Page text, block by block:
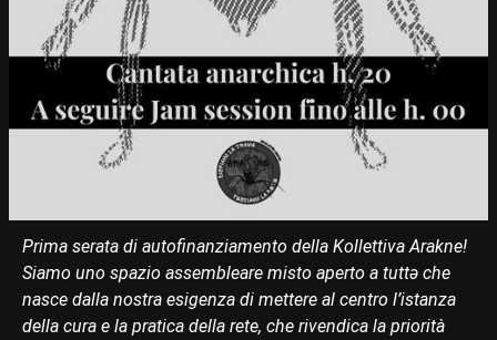
Prima serata di autofinanziamento della Kollettiva Arakne!
Siamo uno spazio assembleare misto aperto a tuttə che
nasce dalla nostra esigenza di mettere al centro l’istanza
della cura e la pratica della rete, che rivendica la priorità